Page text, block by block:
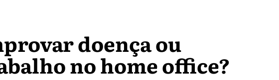
doença ou
no home office?